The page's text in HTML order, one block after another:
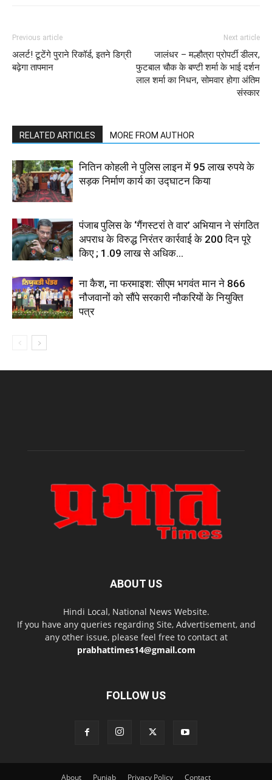
Previous article
अलर्ट! टूटेंगे पुराने रिकॉर्ड, इतने डिग्री
बढ़ेगा तापमान
Next article
जालंधर – मल्हौत्रा प्रोपर्टी डीलर,
फुटबाल चौक के बण्टी शर्मा के भाई दर्शन
लाल शर्मा का निधन, सोमवार होगा अंतिम
संस्कार
RELATED ARTICLES MORE FROM AUTHOR
नितिन कोहली ने पुलिस लाइन में 95 लाख रुपये के
सड़क निर्माण कार्य का उद्घाटन किया
पंजाब पुलिस के ‘गैंगस्टरां ते वार’ अभियान ने संगठित
अपराध के विरुद्ध निरंतर कार्रवाई के 200 दिन पूरे
किए ; 1.09 लाख से अधिक...
ना कैश, ना फरमाइश: सीएम भगवंत मान ने 866
नौजवानों को सौंपे सरकारी नौकरियों के नियुक्ति
पत्र
ABOUT US
Hindi Local, National News Website.
If you have any queries regarding Site, Advertisement, and
any other issue, please feel free to contact at
prabhattimes14@gmail.com
FOLLOW US
About Punjab Privacy Policy Contact